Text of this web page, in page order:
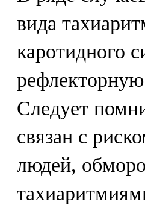
вида
каротидного
Следует
связан с
людей,